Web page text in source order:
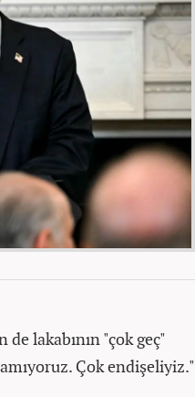
lakabının "çok geç"
Çok endişeliyiz."